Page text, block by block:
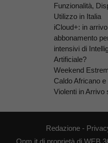
Funzionalità,
Utilizzo in Italia
iCloud+: in
abbonamento
intensivi di
Artificiale?
Weekend
Caldo Africano e
Violenti in Arrivo
Redazione -